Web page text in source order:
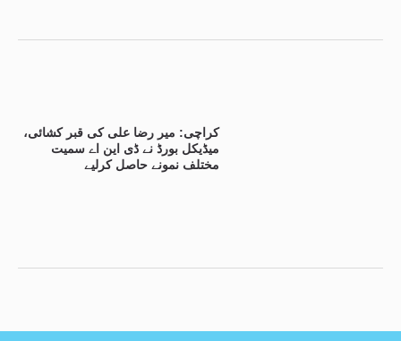
کراچی: میر رضا علی کی قبر کشائی،
میڈیکل بورڈ نے ڈی این اے سمیت
مختلف نمونے حاصل کرلیے